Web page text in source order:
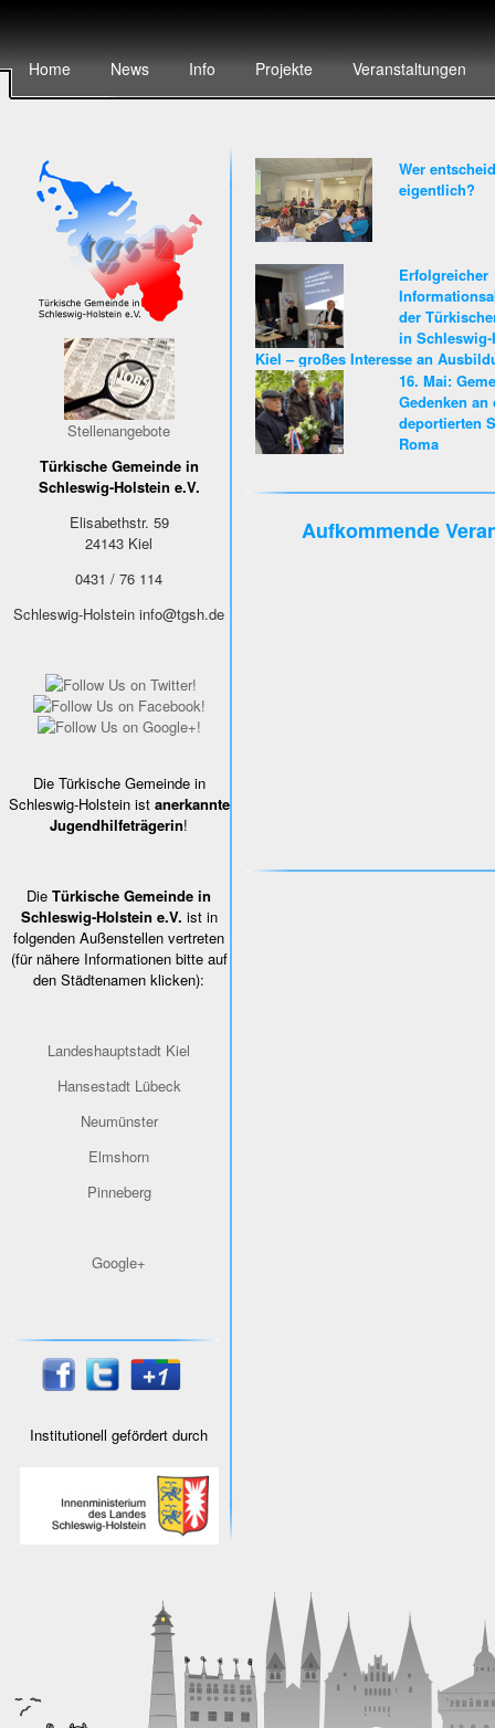
Home News Info Projekte Veranstaltungen
Stellenangebote
Türkische Gemeinde in
Schleswig-Holstein e.V.
Elisabethstr. 59
24143 Kiel
0431 / 76 114
Schleswig-Holstein info@tgsh.de
Die Türkische Gemeinde in
Schleswig-Holstein ist anerkannte
Jugendhilfeträgerin!
Die Türkische Gemeinde in
Schleswig-Holstein e.V. ist in
folgenden Außenstellen vertreten
(für nähere Informationen bitte auf
den Städtenamen klicken):
Landeshauptstadt Kiel
Hansestadt Lübeck
Neumünster
Elmshorn
Pinneberg
Google+
Institutionell gefördert durch
Wer
eigentlich?
Erfolgreicher
der
in
Kiel – großes Interesse an
Karriere beim Land Schleswig-
16. Mai:
Gedenken an
deportierten
Roma
Aufkommende